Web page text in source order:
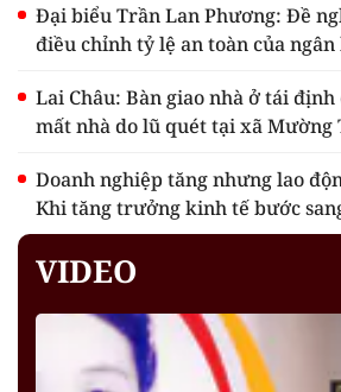
Đại biểu Trần Lan Phương: Đề
điều chỉnh tỷ lệ an toàn của ngân
Lai Châu: Bàn giao nhà ở tái
mất nhà do lũ quét tại xã Mường
Doanh nghiệp tăng nhưng lao
Khi tăng trưởng kinh tế bước
VIDEO